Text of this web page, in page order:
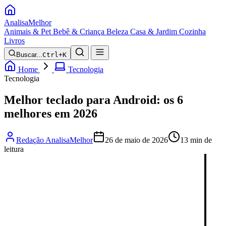
AnalisaMelhor
Animais & Pet Bebê & Criança Beleza Casa & Jardim Cozinha
Livros
Buscar...Ctrl+K
Home
Tecnologia
Tecnologia
Melhor teclado para Android: os 6
melhores em 2026
Redação AnalisaMelhor 26 de maio de 2026
13 min de
leitura